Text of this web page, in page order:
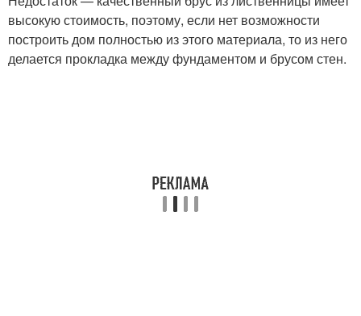
высокую стоимость, поэтому, если нет возможности
построить дом полностью из этого материала, то из него
делается прокладка между фундаментом и брусом стен.